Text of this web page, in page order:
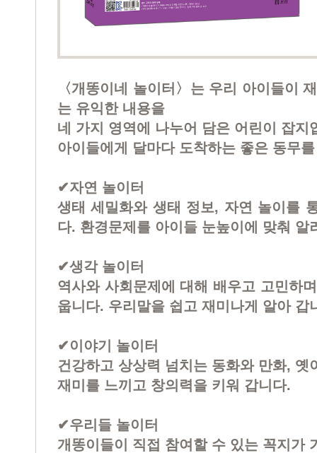
〈개똥이네 놀이터〉는 우리 아이들이
는 유익한 내용을
네 가지 영역에 나누어 담은 어린이 잡지
아이들에게 달마다 도착하는 좋은 동무
✔자연 놀이터
생태 세밀화와 생태 정보, 자연 놀이를
다. 환경문제를 아이들 눈높이에 맞춰 알
✔생각 놀이터​
역사와 사회문제에 대해 배우고 고민하
웁니다. 우리말을 쉽고 재미나게 알아 갑
✔이야기 놀이터​
건강하고 상상력 넘치는 동화와 만화, 옛
재미를 느끼고 창의력을 키워 갑니다.
✔우리들 놀이터​
개똥이들이 직접 참여할 수 있는 꼭지가